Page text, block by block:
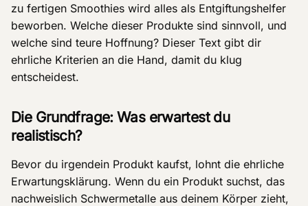
zu fertigen Smoothies wird alles als Entgiftungshelfer
beworben. Welche dieser Produkte sind sinnvoll, und
welche sind teure Hoffnung? Dieser Text gibt dir
ehrliche Kriterien an die Hand, damit du klug
entscheidest.
Die Grundfrage: Was erwartest du
realistisch?
Bevor du irgendein Produkt kaufst, lohnt die ehrliche
Erwartungsklärung. Wenn du ein Produkt suchst, das
nachweislich Schwermetalle aus deinem Körper zieht,